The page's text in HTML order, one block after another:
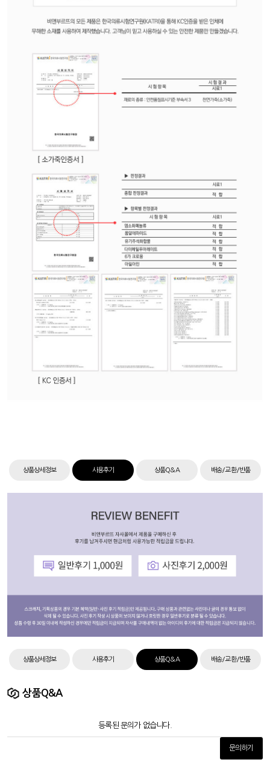
상품상세정보 사용후기 상품Q&A 배송/교환/반품
상품상세정보 사용후기 상품Q&A 배송/교환/반품
상품Q&A
등록된 문의가 없습니다.
문의하기